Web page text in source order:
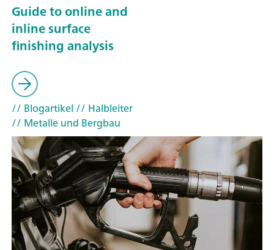
Guide to online and
inline surface
finishing analysis
// Blogartikel // Halbleiter
// Metalle und Bergbau